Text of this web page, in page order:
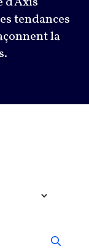
tendances
la